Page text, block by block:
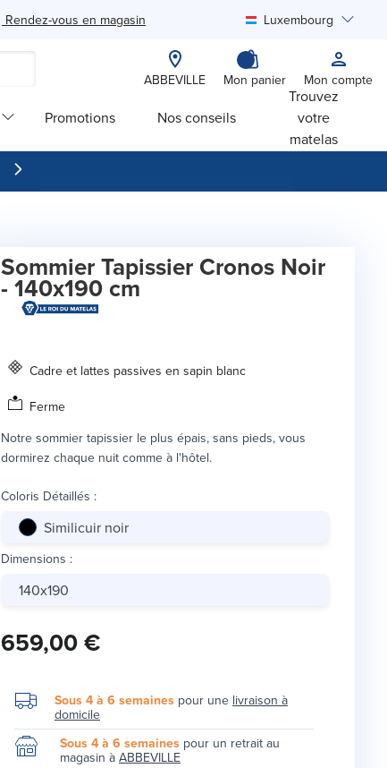
Rendez-vous en magasin Luxembourg
ABBEVILLE Mon panier Mon compte
Promotions Nos conseils
Trouvez
votre
matelas
Sommier Tapissier Cronos Noir
- 140x190 cm
Cadre et lattes passives en sapin blanc
Ferme
Notre sommier tapissier le plus épais, sans pieds, vous
dormirez chaque nuit comme à l'hôtel.
Coloris Détaillés :
Similicuir noir
Dimensions :
140x190
659,00 €
Sous 4 à 6 semaines pour une livraison à
domicile
Sous 4 à 6 semaines pour un retrait au
magasin à ABBEVILLE